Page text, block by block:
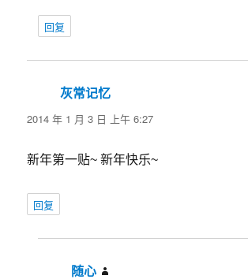
回复
灰常记忆
道：
2014 年 1 月 3 日 上午 6:27
新年第一贴~ 新年快乐~
回复
随心